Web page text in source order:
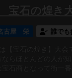
宝石の煌き
古屋 栄 誰でも
【宝石の煌き】大会
ならほとんどの人が知
宝石商となって街一